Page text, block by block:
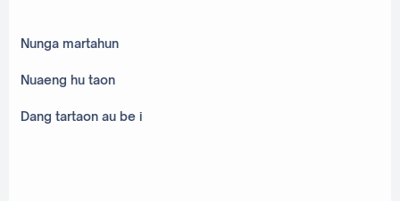
Nunga martahun
Nuaeng hu taon
Dang tartaon au be i